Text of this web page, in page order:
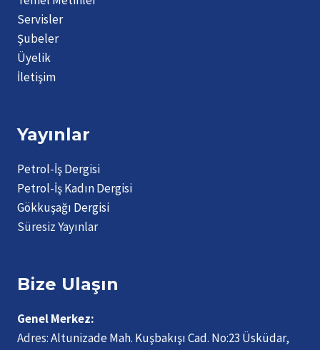
Servisler
Şubeler
Üyelik
İletişim
Yayınlar
Petrol-İş Dergisi
Petrol-İş Kadın Dergisi
Gökkuşağı Dergisi
Süresiz Yayınlar
Bize Ulaşın
Genel Merkez:
Adres:Altunizade Mah. Kuşbakışı Cad. No:23 Üsküdar,